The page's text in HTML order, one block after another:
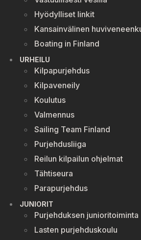
Hyödylliset linkit
Kansainvälinen
Boating in Finland
URHEILU
Kilpapurjehdus
Kilpaveneily
Koulutus
Valmennus
Sailing Team Finland
Purjehdusliiga
Reilun kilpailun ohjelmat
Tähtiseura
Parapurjehdus
JUNIORIT
Purjehduksen junioritoiminta
Lasten purjehduskoulu